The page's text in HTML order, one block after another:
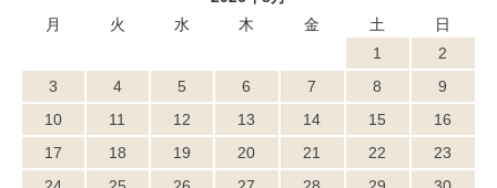
月
火 水 木 金 土
日
1
2
3
4 5 6 7 8
9
10
11 12 13 14 15
16
17
18 19 20 21 22
23